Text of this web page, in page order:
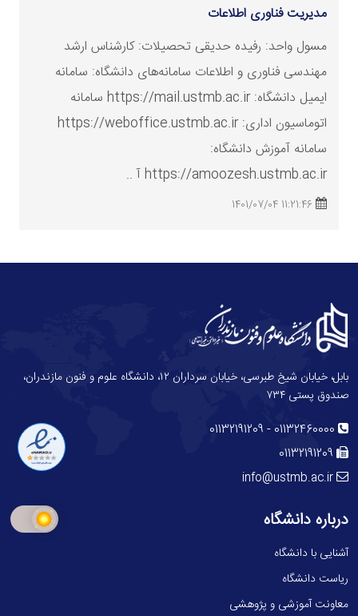
مدیریت فناوری اطلاعات
مسول واحد: رفیده حدیقی تحصیلات: کارشناس ارشد
مهندسی فناوری و اطلاعات سامانه‌های دانشگاه: سامانه
ایمیل دانشگاه: https://mail.ustmb.ac.ir سامانه
اتوماسیون اداری: https://weboffice.ustmb.ac.ir
سامانه آموزش دانشگاه:
https://amoozesh.ustmb.ac.ir آ ..
11:21:46 1401/07/04
بابل، خیابان شیخ طبرسی، خیابان سرداران ۱۲، دانشگاه علوم و فنون مازندران،
صندوق پستی ۷۳۴
01132460000
-
01132191209
01132191209
info@ustmb.ac.ir
درباره دانشگاه
آشنایی با دانشگاه
ریاست دانشگاه
معاونت آموزشی و پژوهشی